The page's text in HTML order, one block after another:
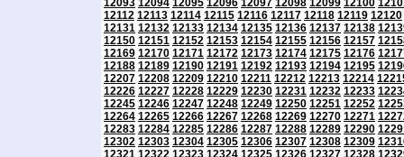
12093 12094 12095 12096 12097 12098 12099 12100
12112 12113 12114 12115 12116 12117 12118 12119 12120
12131 12132 12133 12134 12135 12136 12137 12138
12150 12151 12152 12153 12154 12155 12156 12157
12169 12170 12171 12172 12173 12174 12175 12176
12188 12189 12190 12191 12192 12193 12194 12195
12207 12208 12209 12210 12211 12212 12213 12214
12226 12227 12228 12229 12230 12231 12232 12233
12245 12246 12247 12248 12249 12250 12251 12252
12264 12265 12266 12267 12268 12269 12270 12271
12283 12284 12285 12286 12287 12288 12289 12290
12302 12303 12304 12305 12306 12307 12308 12309
12321 12322 12323 12324 12325 12326 12327 12328